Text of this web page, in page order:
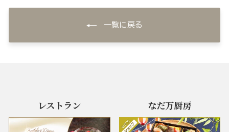
一覧に戻る
レストラン なだ万厨房